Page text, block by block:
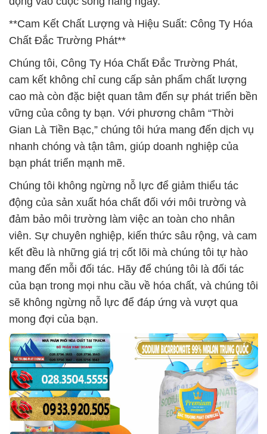
**Cam Kết Chất Lượng và Hiệu Suất: Công Ty Hóa
Chất Đắc Trường Phát**
Chúng tôi, Công Ty Hóa Chất Đắc Trường Phát,
cam kết không chỉ cung cấp sản phẩm chất lượng
cao mà còn đặc biệt quan tâm đến sự phát triển bền
vững của công ty bạn. Với phương châm “Thời
Gian Là Tiền Bạc,” chúng tôi hứa mang đến dịch vụ
nhanh chóng và tận tâm, giúp doanh nghiệp của
bạn phát triển mạnh mẽ.
Chúng tôi không ngừng nỗ lực để giảm thiểu tác
động của sản xuất hóa chất đối với môi trường và
đảm bảo môi trường làm việc an toàn cho nhân
viên. Sự chuyên nghiệp, kiến thức sâu rộng, và cam
kết đều là những giá trị cốt lõi mà chúng tôi tự hào
mang đến mỗi đối tác. Hãy để chúng tôi là đối tác
của bạn trong mọi nhu cầu về hóa chất, và chúng tôi
sẽ không ngừng nỗ lực để đáp ứng và vượt qua
mong đợi của bạn.